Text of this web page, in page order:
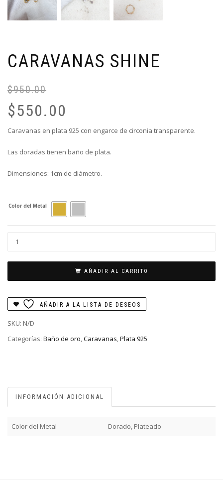
CARAVANAS SHINE
$950.00
$550.00
Caravanas en plata 925 con engarce de circonia transparente.
Las doradas tienen baño de plata.
Dimensiones: 1cm de diámetro.
Color del Metal
cantidad
AÑADIR AL CARRITO
AÑADIR A LA LISTA DE DESEOS
SKU: N/D
Categorías: Baño de oro,Caravanas,Plata 925
INFORMACIÓN ADICIONAL
Color del Metal Dorado, Plateado